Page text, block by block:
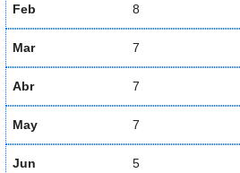
Feb 8
Mar 7
Abr 7
May 7
Jun 5